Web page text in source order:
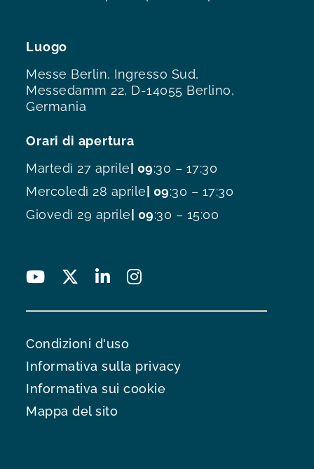
Luogo
Messe Berlin, Ingresso Sud,
Messedamm 22, D-14055 Berlino,
Germania
Orari di apertura
Martedì 27 aprile| 09:30 – 17:30
Mercoledì 28 aprile| 09:30 – 17:30
Giovedì 29 aprile| 09:30 – 15:00
Condizioni d'uso
Informativa sulla privacy
Informativa sui cookie
Mappa del sito